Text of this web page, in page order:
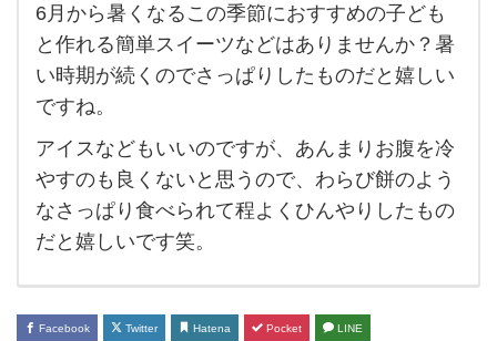
か
ら
の季
節に
お
す
す
め
の家
で作
6月から暑くなるこの季節におすすめの子ども
と作れる簡単スイーツなどはありませんか？暑
い時期が続くのでさっぱりしたものだと嬉しい
ですね。
アイスなどもいいのですが、あんまりお腹を冷
やすのも良くないと思うので、わらび餅のよう
なさっぱり食べられて程よくひんやりしたもの
だと嬉しいです笑。
Facebook Twitter Hatena Pocket LINE